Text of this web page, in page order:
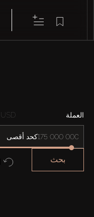
العملة USD
كحد أقصى
بحث